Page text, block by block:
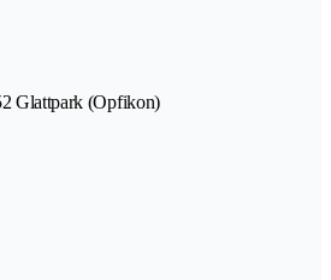
Glattpark (Opfikon)